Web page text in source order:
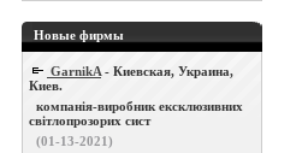
Новые фирмы
GarnikA - Киевская, Украина,
Киев.
компанія-виробник ексклюзивних
світлопрозорих сист
(01-13-2021)